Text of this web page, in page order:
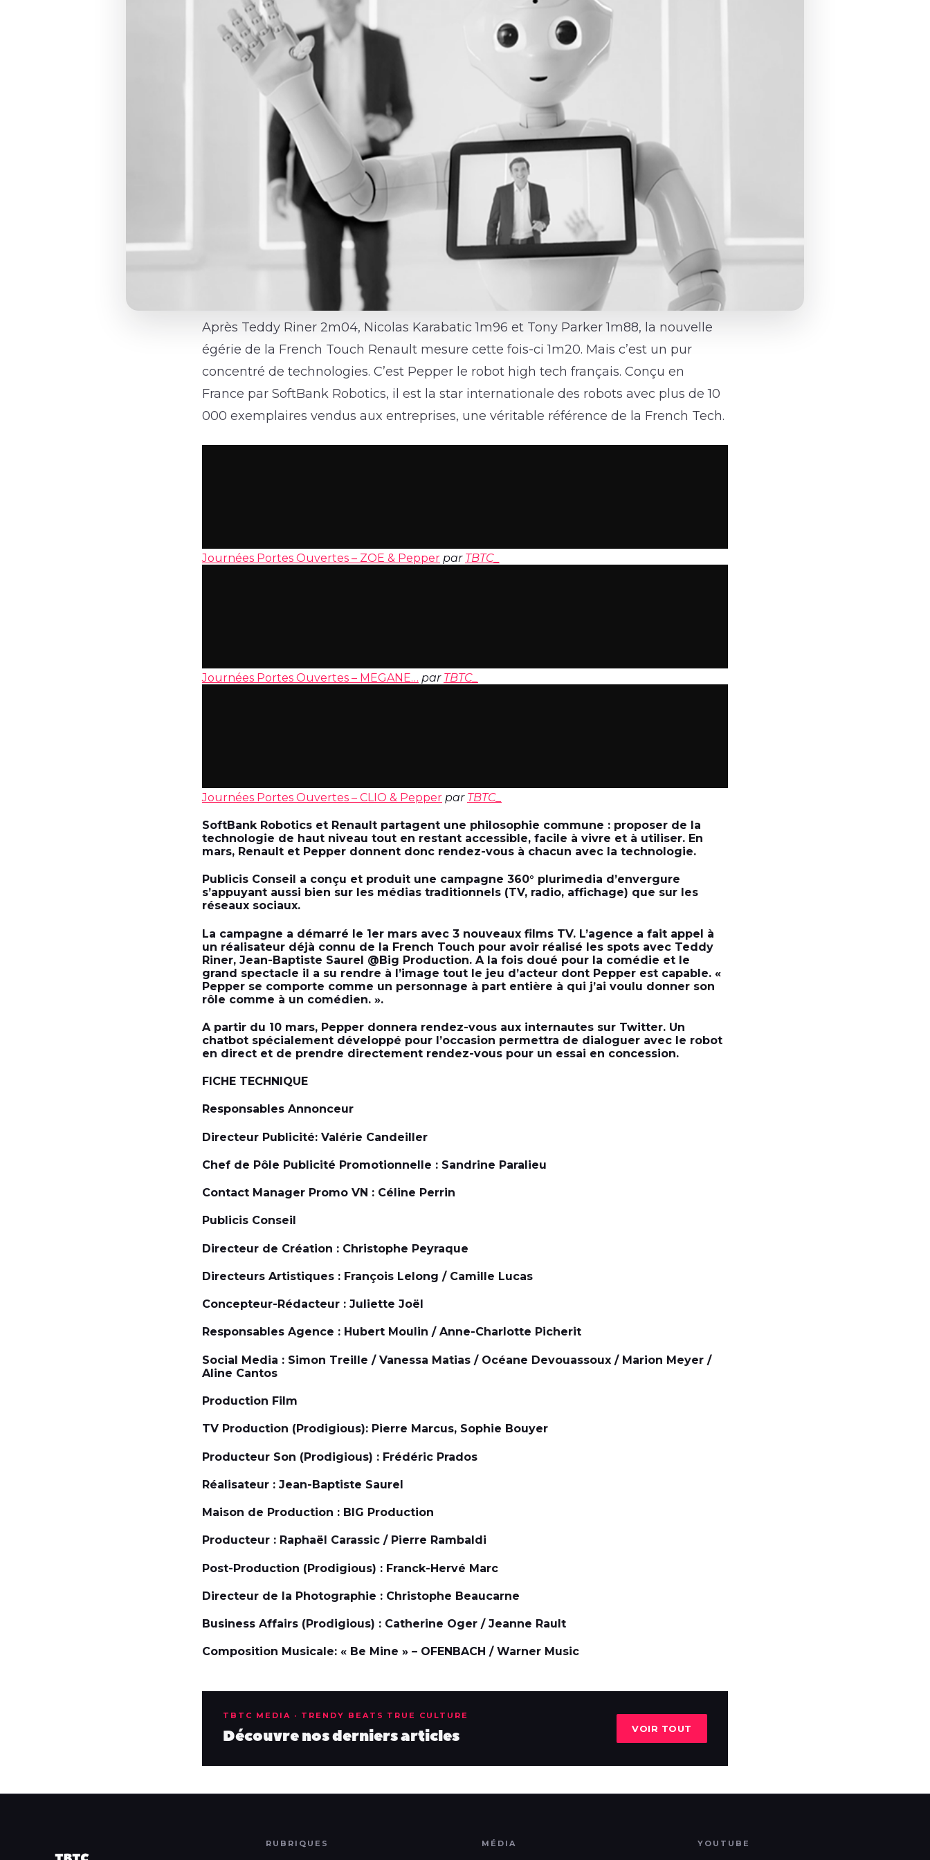
Après Teddy Riner 2m04, Nicolas Karabatic 1m96 et Tony Parker 1m88, la nouvelle
égérie de la French Touch Renault mesure cette fois-ci 1m20. Mais c’est un pur
concentré de technologies. C’est Pepper le robot high tech français. Conçu en
France par SoftBank Robotics, il est la star internationale des robots avec plus de 10
000 exemplaires vendus aux entreprises, une véritable référence de la French Tech.
Journées Portes Ouvertes – ZOE & Pepper par TBTC_
Journées Portes Ouvertes – MEGANE… par TBTC_
Journées Portes Ouvertes – CLIO & Pepper par TBTC_
SoftBank Robotics et Renault partagent une philosophie commune : proposer de la
technologie de haut niveau tout en restant accessible, facile à vivre et à utiliser. En
mars, Renault et Pepper donnent donc rendez-vous à chacun avec la technologie.
Publicis Conseil a conçu et produit une campagne 360° plurimedia d’envergure
s’appuyant aussi bien sur les médias traditionnels (TV, radio, affichage) que sur les
réseaux sociaux.
La campagne a démarré le 1er mars avec 3 nouveaux films TV. L’agence a fait appel à
un réalisateur déjà connu de la French Touch pour avoir réalisé les spots avec Teddy
Riner, Jean-Baptiste Saurel @Big Production. A la fois doué pour la comédie et le
grand spectacle il a su rendre à l’image tout le jeu d’acteur dont Pepper est capable. «
Pepper se comporte comme un personnage à part entière à qui j’ai voulu donner son
rôle comme à un comédien. ».
A partir du 10 mars, Pepper donnera rendez-vous aux internautes sur Twitter. Un
chatbot spécialement développé pour l’occasion permettra de dialoguer avec le robot
en direct et de prendre directement rendez-vous pour un essai en concession.
FICHE TECHNIQUE
Responsables Annonceur
Directeur Publicité: Valérie Candeiller
Chef de Pôle Publicité Promotionnelle : Sandrine Paralieu
Contact Manager Promo VN : Céline Perrin
Publicis Conseil
Directeur de Création : Christophe Peyraque
Directeurs Artistiques : François Lelong / Camille Lucas
Concepteur-Rédacteur : Juliette Joël
Responsables Agence : Hubert Moulin / Anne-Charlotte Picherit
Social Media : Simon Treille / Vanessa Matias / Océane Devouassoux / Marion Meyer /
Aline Cantos
Production Film
TV Production (Prodigious): Pierre Marcus, Sophie Bouyer
Producteur Son (Prodigious) : Frédéric Prados
Réalisateur : Jean-Baptiste Saurel
Maison de Production : BIG Production
Producteur : Raphaël Carassic / Pierre Rambaldi
Post-Production (Prodigious) : Franck-Hervé Marc
Directeur de la Photographie : Christophe Beaucarne
Business Affairs (Prodigious) : Catherine Oger / Jeanne Rault
Composition Musicale: « Be Mine » – OFENBACH / Warner Music
TBTC MEDIA · TRENDY BEATS TRUE CULTURE
Découvre nos derniers articles VOIR TOUT
RUBRIQUES MÉDIA YOUTUBE